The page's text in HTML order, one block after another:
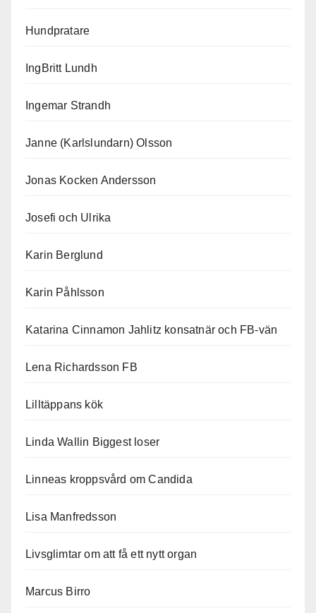
Hundpratare
IngBritt Lundh
Ingemar Strandh
Janne (Karlslundarn) Olsson
Jonas Kocken Andersson
Josefi och Ulrika
Karin Berglund
Karin Påhlsson
Katarina Cinnamon Jahlitz konsatnär och FB-vän
Lena Richardsson FB
Lilltäppans kök
Linda Wallin Biggest loser
Linneas kroppsvård om Candida
Lisa Manfredsson
Livsglimtar om att få ett nytt organ
Marcus Birro